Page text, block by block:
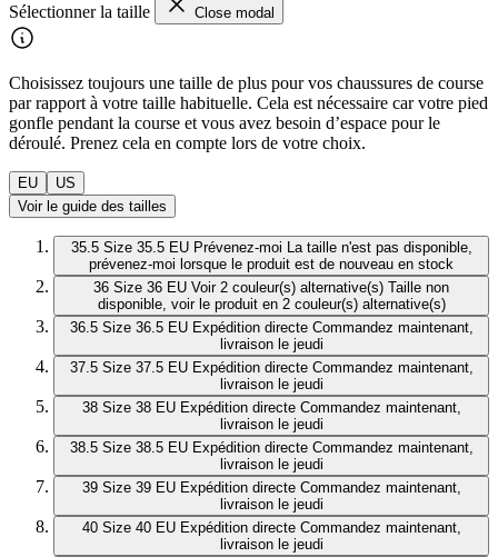
Sélectionner la taille Close modal
Choisissez toujours une taille de plus pour vos chaussures de course
par rapport à votre taille habituelle. Cela est nécessaire car votre pied
gonfle pendant la course et vous avez besoin d’espace pour le
déroulé. Prenez cela en compte lors de votre choix.
EU
US
Voir le guide des tailles
35.5 Size 35.5 EU Prévenez-moi La taille n'est pas disponible,
prévenez-moi lorsque le produit est de nouveau en stock
36 Size 36 EU Voir 2 couleur(s) alternative(s) Taille non
disponible, voir le produit en 2 couleur(s) alternative(s)
36.5 Size 36.5 EU Expédition directe Commandez maintenant,
livraison le jeudi
37.5 Size 37.5 EU Expédition directe Commandez maintenant,
livraison le jeudi
38 Size 38 EU Expédition directe Commandez maintenant,
livraison le jeudi
38.5 Size 38.5 EU Expédition directe Commandez maintenant,
livraison le jeudi
39 Size 39 EU Expédition directe Commandez maintenant,
livraison le jeudi
40 Size 40 EU Expédition directe Commandez maintenant,
livraison le jeudi